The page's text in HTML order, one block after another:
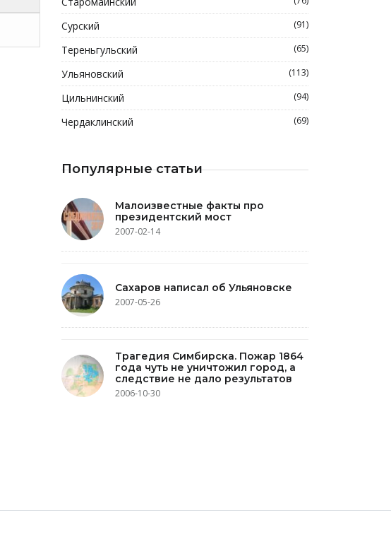
Сурский (91)
Тереньгульский (65)
Ульяновский (113)
Цильнинский (94)
Чердаклинский (69)
Популярные статьи
Малоизвестные факты про
президентский мост
2007-02-14
Сахаров написал об Ульяновске
2007-05-26
Трагедия Симбирска. Пожар 1864
года чуть не уничтожил город, а
следствие не дало результатов
2006-10-30